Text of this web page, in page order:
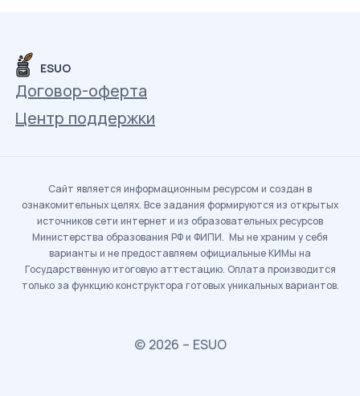
ESUO
Договор-оферта
Центр поддержки
Сайт является информационным ресурсом и создан в
ознакомительных целях. Все задания формируются из открытых
источников сети интернет и из образовательных ресурсов
Министерства образования РФ и ФИПИ. Мы не храним у себя
варианты и не предоставляем официальные КИМы на
Государственную итоговую аттестацию. Оплата производится
только за функцию конструктора готовых уникальных вариантов.
© 2026 – ESUO